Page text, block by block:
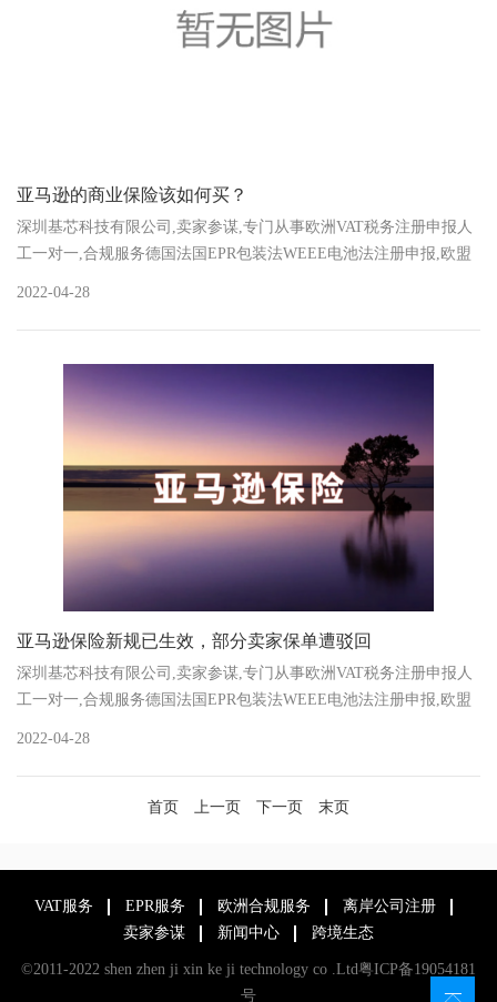
亚马逊的商业保险该如何买？
深圳基芯科技有限公司,卖家参谋,专门从事欧洲VAT税务注册申报人
工一对一,合规服务德国法国EPR包装法WEEE电池法注册申报,欧盟
2022-04-28
亚马逊保险新规已生效，部分卖家保单遭驳回
深圳基芯科技有限公司,卖家参谋,专门从事欧洲VAT税务注册申报人
工一对一,合规服务德国法国EPR包装法WEEE电池法注册申报,欧盟
2022-04-28
首页 上一页 下一页 末页
VAT服务 EPR服务 欧洲合规服务
离岸公司注册
卖家参谋
新闻中心 跨境生态
©2011-2022 shen zhen ji xin ke ji technology co .Ltd粤ICP备19054181
号